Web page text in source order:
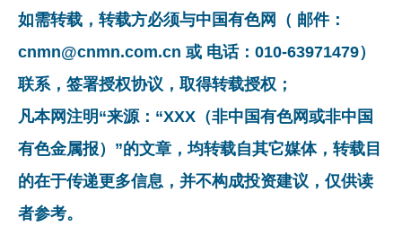
如需转载，转载方必须与中国有色网（ 邮件：
cnmn@cnmn.com.cn 或 电话：010-63971479）
联系，签署授权协议，取得转载授权；
凡本网注明“来源：“XXX（非中国有色网或非中国
有色金属报）”的文章，均转载自其它媒体，转载目
的在于传递更多信息，并不构成投资建议，仅供读
者参考。